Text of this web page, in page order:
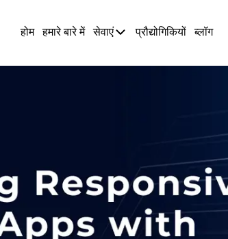
होम हमारे बारे में सेवाएं प्रौद्योगिकियों ब्लॉग